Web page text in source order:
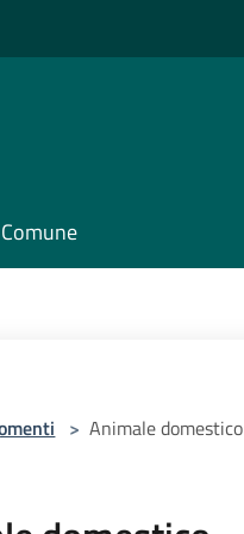
> Animale domestico